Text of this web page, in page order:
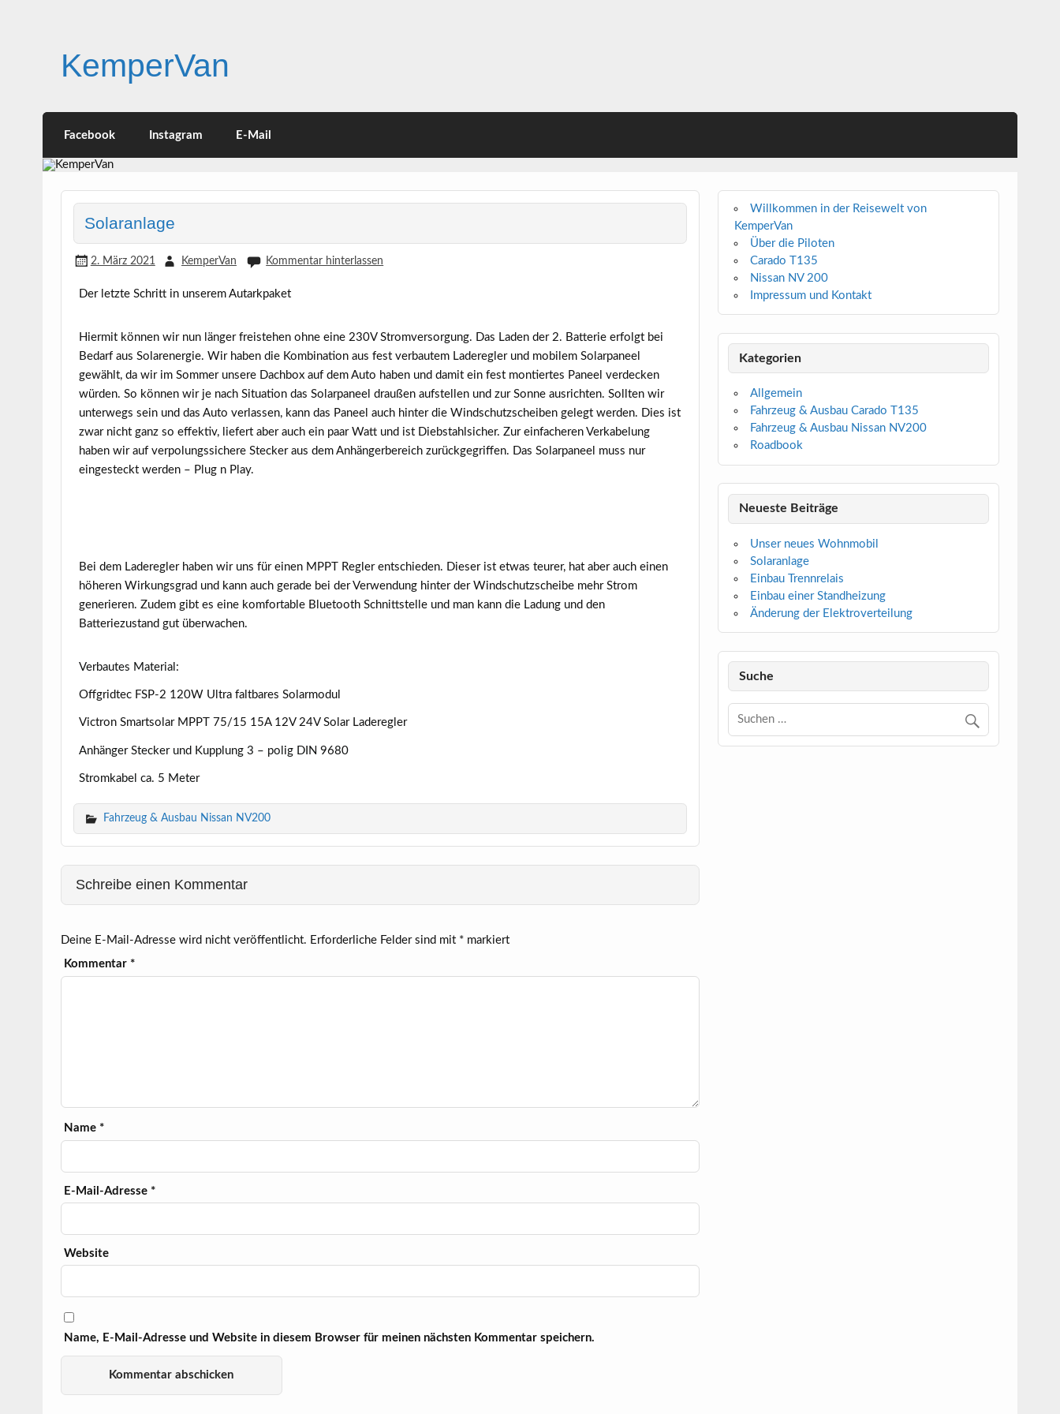
KemperVan
Die mobile Urlaubswelt
Facebook Instagram E-Mail
Solaranlage
2. März 2021 KemperVan Kommentar hinterlassen
Der letzte Schritt in unserem Autarkpaket
Hiermit können wir nun länger freistehen ohne eine 230V Stromversorgung. Das Laden der 2. Batterie erfolgt bei
Bedarf aus Solarenergie. Wir haben die Kombination aus fest verbautem Laderegler und mobilem Solarpaneel
gewählt, da wir im Sommer unsere Dachbox auf dem Auto haben und damit ein fest montiertes Paneel verdecken
würden. So können wir je nach Situation das Solarpaneel draußen aufstellen und zur Sonne ausrichten. Sollten wir
unterwegs sein und das Auto verlassen, kann das Paneel auch hinter die Windschutzscheiben gelegt werden. Dies ist
zwar nicht ganz so effektiv, liefert aber auch ein paar Watt und ist Diebstahlsicher. Zur einfacheren Verkabelung
haben wir auf verpolungssichere Stecker aus dem Anhängerbereich zurückgegriffen. Das Solarpaneel muss nur
eingesteckt werden – Plug n Play.
Bei dem Laderegler haben wir uns für einen MPPT Regler entschieden. Dieser ist etwas teurer, hat aber auch einen
höheren Wirkungsgrad und kann auch gerade bei der Verwendung hinter der Windschutzscheibe mehr Strom
generieren. Zudem gibt es eine komfortable Bluetooth Schnittstelle und man kann die Ladung und den
Batteriezustand gut überwachen.
Verbautes Material:
Offgridtec FSP-2 120W Ultra faltbares Solarmodul
Victron Smartsolar MPPT 75/15 15A 12V 24V Solar Laderegler
Anhänger Stecker und Kupplung 3 – polig DIN 9680
Stromkabel ca. 5 Meter
Fahrzeug & Ausbau Nissan NV200
Schreibe einen Kommentar
Deine E-Mail-Adresse wird nicht veröffentlicht. Erforderliche Felder sind mit *markiert
Kommentar *
Name *
E-Mail-Adresse *
Website
Name, E-Mail-Adresse und Website in diesem Browser für meinen nächsten Kommentar speichern.
Willkommen in der Reisewelt von
KemperVan
Über die Piloten
Carado T135
Nissan NV 200
Impressum und Kontakt
Kategorien
Allgemein
Fahrzeug & Ausbau Carado T135
Fahrzeug & Ausbau Nissan NV200
Roadbook
Neueste Beiträge
Unser neues Wohnmobil
Solaranlage
Einbau Trennrelais
Einbau einer Standheizung
Änderung der Elektroverteilung
Suche